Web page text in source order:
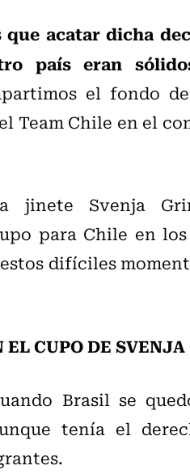
acatar dicha
país eran
el fondo
Team Chile en el
jinete Svenja
para Chile en los
difíciles
CUPO DE
Brasil se
tenía el